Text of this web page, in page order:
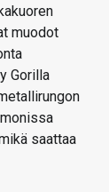
muodot
Gorilla
saattaa